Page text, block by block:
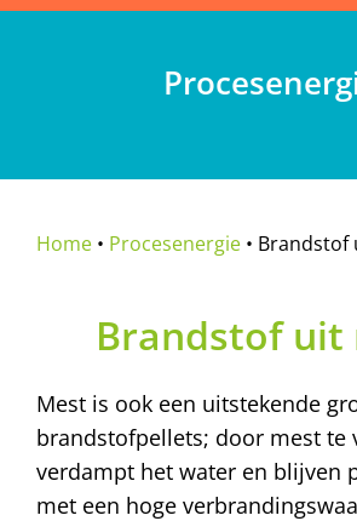
Home • Procesenergie • Brandstof
Brandstof uit
Mest is ook een uitstekende
brandstofpellets; door mest te
verdampt het water en blijven
met een hoge